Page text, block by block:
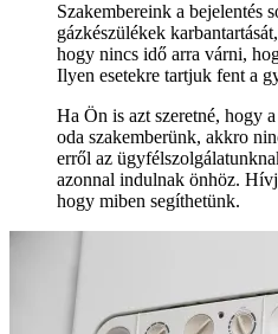
Szakembereink a bejelentés
gázkészülékek
hogy nincs idő arra várni,
Ilyen esetekre tartjuk fent a
Ha Ön is azt szeretné, hogy
oda szakemberünk, akkro
erről az
azonnal indulnak önhöz.
hogy miben segíthetünk.